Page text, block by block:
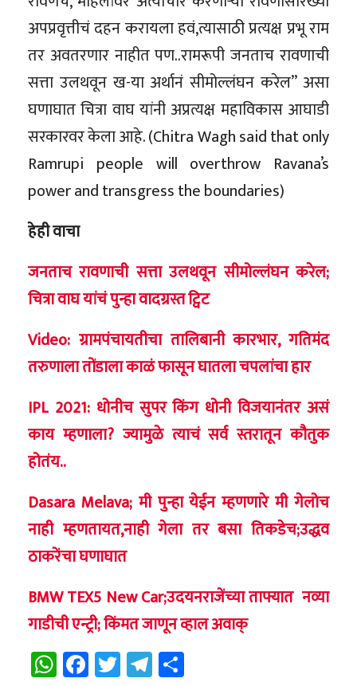
अपप्रवृत्तीचं दहन करायला हवं,त्यासाठी प्रत्यक्ष प्रभू राम
तर अवतरणार नाहीत पण..रामरूपी जनताच रावणाची
सत्ता उलथवून ख-या अर्थानं सीमोल्लंघन करेल” असा
घणाघात चित्रा वाघ यांनी अप्रत्यक्ष महाविकास आघाडी
सरकारवर केला आहे. (Chitra Wagh said that only
Ramrupi people will overthrow Ravana’s
power and transgress the boundaries)
हेही वाचा
जनताच रावणाची सत्ता उलथवून सीमोल्लंघन करेल;
चित्रा वाघ यांचं पुन्हा वादग्रस्त ट्विट
Video: ग्रामपंचायतीचा तालिबानी कारभार, गतिमंद
तरुणाला तोंडाला काळं फासून घातला चपलांचा हार
IPL 2021: धोनीच सुपर किंग धोनी विजयानंतर असं
काय म्हणाला? ज्यामुळे त्याचं सर्व स्तरातून कौतुक
होतंय..
Dasara Melava; मी पुन्हा येईन म्हणणारे मी गेलोच
नाही म्हणतायत,नाही गेला तर बसा तिकडेच;उद्धव
ठाकरेंचा घणाघात
BMW TEX5 New Car;उदयनराजेंच्या ताफ्यात नव्या
गाडीची एन्ट्री; किंमत जाणून व्हाल अवाक्
WhatsApp
Facebook
TwitterTelegram